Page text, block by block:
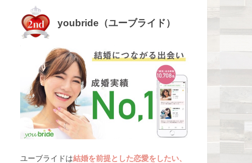
youbride（ユーブライド）
ユーブライドは結婚を前提とした恋愛をしたい、